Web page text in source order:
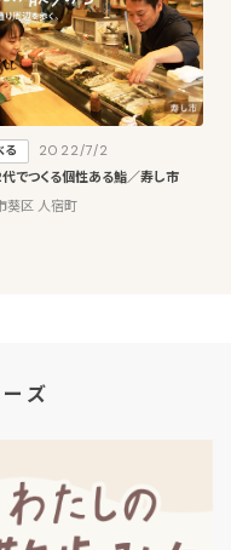
る
2022/7/2
でつくる個性ある鮨／寿し市
葵区 人宿町
ズ